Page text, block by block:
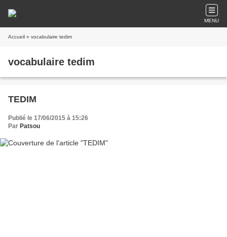
MENU
Accueil » vocabulaire tedim
vocabulaire tedim
TEDIM
Publié le 17/06/2015 à 15:26
Par Patsou